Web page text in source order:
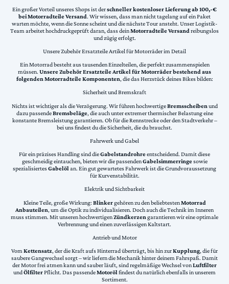
Ein großer Vorteil unseres Shops ist derschneller kostenloser Lieferung ab 100,-€
bei Motorradteile Versand. Wir wissen, dass man nicht tagelang auf ein Paket
warten möchte, wenn die Sonne scheint und die nächste Tour ansteht. Unser Logistik-
Team arbeitet hochdruckgeprüft daran, dass deinMotorradteile Versand reibungslos
und zügig erfolgt.
Unsere Zubehör Ersatzteile Artikel für Motorräder im Detail
Ein Motorrad besteht aus tausenden Einzelteilen, die perfekt zusammenspielen
müssen. Unsere Zubehör Ersatzteile Artikel für Motorräder bestehend aus
folgenden Motorradteile Komponenten, die das Herzstück deines Bikes bilden:
Sicherheit und Bremskraft
Nichts ist wichtiger als die Verzögerung. Wir führen hochwertigeBremsscheiben und
dazu passendeBremsbeläge, die auch unter extremer thermischer Belastung eine
konstante Bremsleistung garantieren. Ob für die Rennstrecke oder den Stadtverkehr –
bei uns findest du die Sicherheit, die du brauchst.
Fahrwerk und Gabel
Für ein präzises Handling sind dieGabelstandrohreentscheidend. Damit diese
geschmeidig eintauchen, bieten wir die passendenGabelsimmerringesowie
spezialisiertesGabelölan. Ein gut gewartetes Fahrwerk ist die Grundvoraussetzung
für Kurvenstabilität.
Elektrik und Sichtbarkeit
Kleine Teile, große Wirkung: Blinkergehören zu den beliebtestenMotorrad
Anbauteilen, um die Optik zu individualisieren. Doch auch die Technik im Inneren
muss stimmen. Mit unseren hochwertigenZündkerzen garantieren wir eine optimale
Verbrennung und einen zuverlässigen Kaltstart.
Antrieb und Motor
VomKettensatz, der die Kraft aufs Hinterrad überträgt, bis hin zurKupplung, die für
saubere Gangwechsel sorgt – wir liefern die Mechanik hinter deinem Fahrspaß. Damit
der Motor frei atmen kann und sauber läuft, sind regelmäßige Wechsel vonLuftfilter
undÖlfilterPflicht. Das passendeMotorölfindest du natürlich ebenfalls in unserem
Sortiment.